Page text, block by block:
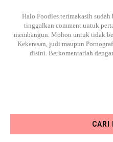
Halo Foodies terimakasih
tinggalkan comment untuk
membangun. Mohon untuk tidak
Kekerasan, judi maupun
disini. Berkomentarlah
CARI